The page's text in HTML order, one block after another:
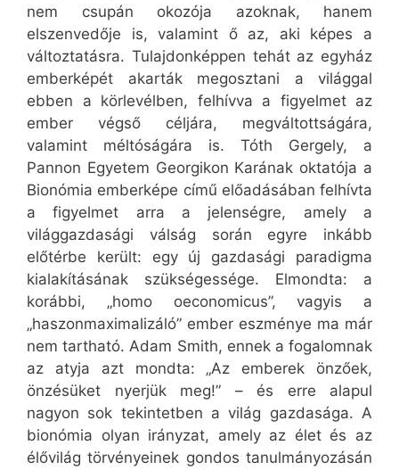
nem csupán okozója azoknak, hanem
elszenvedője is, valamint ő az, aki képes a
változtatásra. Tulajdonképpen tehát az egyház
emberképét akarták megosztani a világgal
ebben a körlevélben, felhívva a figyelmet az
ember végső céljára, megváltottságára,
valamint méltóságára is. Tóth Gergely, a
Pannon Egyetem Georgikon Karának oktatója a
Bionómia emberképe című előadásában felhívta
a figyelmet arra a jelenségre, amely a
világgazdasági válság során egyre inkább
előtérbe került: egy új gazdasági paradigma
kialakításának szükségessége. Elmondta: a
korábbi, „homo oeconomicus”, vagyis a
„haszonmaximalizáló” ember eszménye ma már
nem tartható. Adam Smith, ennek a fogalomnak
az atyja azt mondta: „Az emberek önzőek,
önzésüket nyerjük meg!” – és erre alapul
nagyon sok tekintetben a világ gazdasága. A
bionómia olyan irányzat, amely az élet és az
élővilág törvényeinek gondos tanulmányozásán